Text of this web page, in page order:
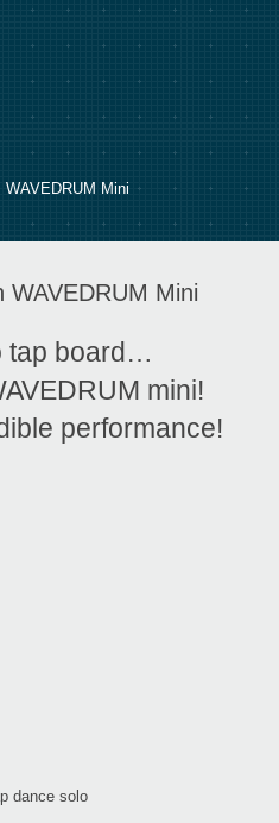
Mini
WAVEDRUM Mini
tap board…
mini!
performance!
dance solo